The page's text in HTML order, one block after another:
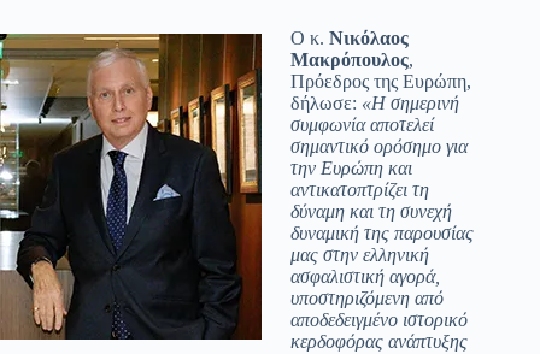
Ο κ. Νικόλαος
Μακρόπουλος,
Πρόεδρος της Ευρώπη,
δήλωσε: «Η σημερινή
συμφωνία αποτελεί
σημαντικό ορόσημο για
την Ευρώπη και
αντικατοπτρίζει τη
δύναμη και τη συνεχή
δυναμική της παρουσίας
μας στην ελληνική
ασφαλιστική αγορά,
υποστηριζόμενη από
αποδεδειγμένο ιστορικό
κερδοφόρας ανάπτυξης